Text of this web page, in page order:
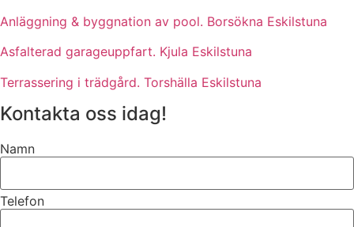
Anläggning & byggnation av pool. Borsökna Eskilstuna
Asfalterad garageuppfart. Kjula Eskilstuna
Terrassering i trädgård. Torshälla Eskilstuna
Kontakta oss idag!
Namn
Telefon